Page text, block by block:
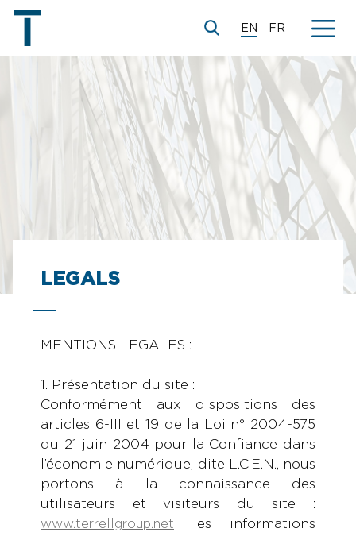
EN FR
LEGALS
MENTIONS LEGALES :
1. Présentation du site :
Conformément aux dispositions des
articles 6-III et 19 de la Loi n° 2004-575
du 21 juin 2004 pour la Confiance dans
l’économie numérique, dite L.C.E.N., nous
portons à la connaissance des
utilisateurs et visiteurs du site :
www.terrellgroup.net les informations